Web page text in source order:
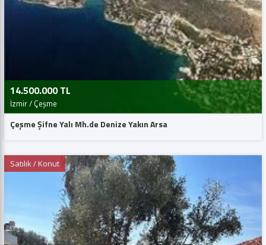
14.500.000 TL
İzmir / Çeşme
Çeşme Şifne Yalı Mh.de Denize Yakın Arsa
Satılık / Konut